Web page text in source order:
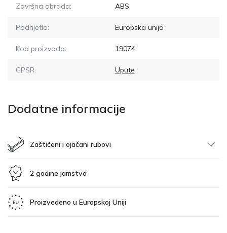
Završna obrada: ABS
Podrijetlo: Europska unija
Kod proizvoda: 19074
GPSR: Upute
Dodatne informacije
Zaštićeni i ojačani rubovi
2 godine jamstva
Proizvedeno u Europskoj Uniji